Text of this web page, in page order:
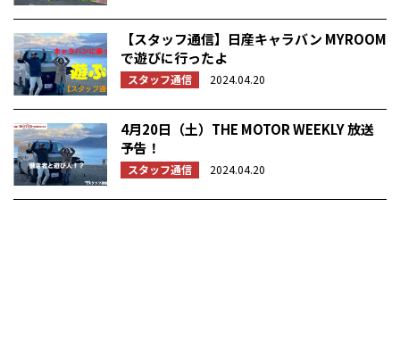
【スタッフ通信】日産キャラバン MYROOM
で遊びに行ったよ
スタッフ通信 2024.04.20
4月20日（土）THE MOTOR WEEKLY 放送
予告！
スタッフ通信 2024.04.20